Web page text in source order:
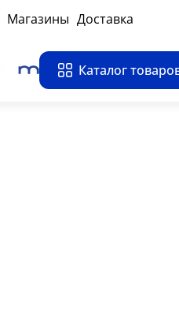
Магазины Доставка
Каталог